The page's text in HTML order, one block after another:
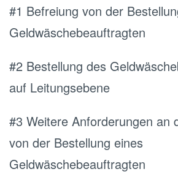
#1 Befreiung von der
Geldwäschebeauftragten
#2 Bestellung des
auf Leitungsebene
#3 Weitere Anforderungen an
von der Bestellung eines
Geldwäschebeauftragten